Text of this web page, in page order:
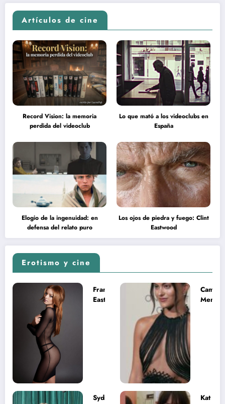
Artículos de cine
Record Vision: la memoria
perdida del videoclub
Lo que mató a los videoclubs en
España
Elogio de la ingenuidad: en
defensa del relato puro
Los ojos de piedra y fuego: Clint
Eastwood
Erotismo y cine
Francesca
Eastwood y
Camila
Mendes
Sydney
Kat